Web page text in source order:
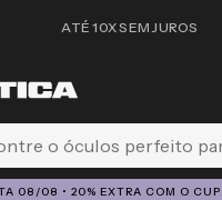
ATÉ 10X SEM JUROS
perfeito para você
08/08 • 20% EXTRA COM O